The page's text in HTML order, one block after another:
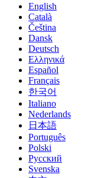
English
Català
Čeština
Dansk
Deutsch
Ελληνικά
Español
Français
한국어
Italiano
Nederlands
日本語
Português
Polski
Русский
Svenska